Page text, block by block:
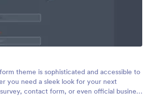
theme is sophisticated and accessible to
you need a sleek look for your next
contact form, or even official business